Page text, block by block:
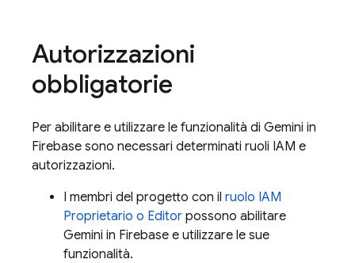
Autorizzazioni
obbligatorie
Per abilitare e utilizzare le funzionalità di Gemini in
Firebase sono necessari determinati ruoli IAM e
autorizzazioni.
I membri del progetto con il ruolo IAM
Proprietario o Editor possono abilitare
Gemini in Firebase e utilizzare le sue
funzionalità.